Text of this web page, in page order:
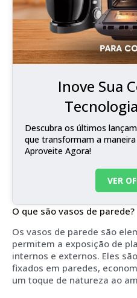
Inove Sua
Descubra os últimos
que transformam a
Aproveite Agora!
VER
O que são vasos de parede?
Os vasos de parede são
permitem a exposição de
internos e externos. Eles
fixados em paredes,
um toque de natureza ao